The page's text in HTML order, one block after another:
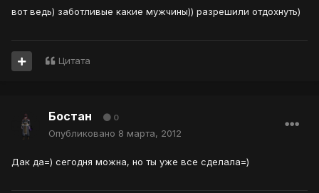
вот ведь) заботливые какие мужчины)) разрешили отдохнуть)
Цитата
Бостан 0
Опубликовано 8 марта, 2012
Дак да=) сегодня можна, но ты уже все сделала=)